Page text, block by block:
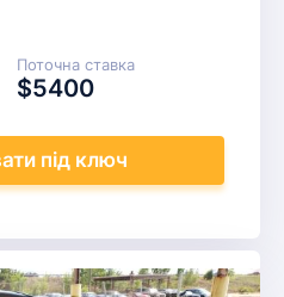
Поточна ставка
$5400
під ключ